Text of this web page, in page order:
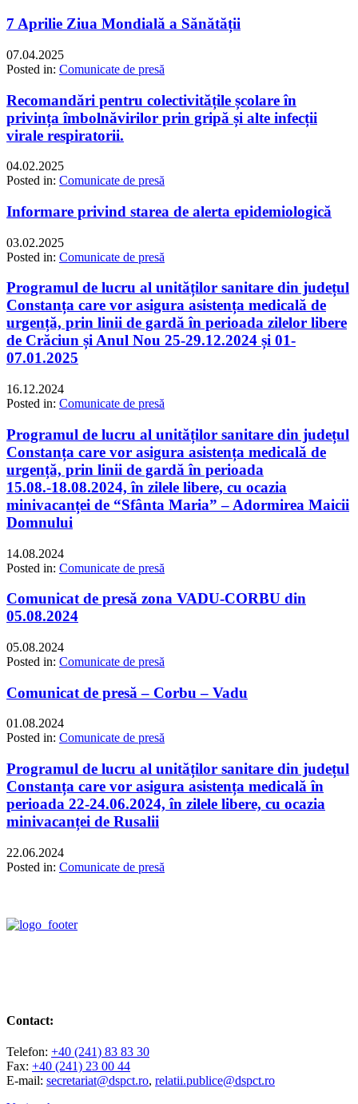
7 Aprilie Ziua Mondială a Sănătății
07.04.2025
Posted in: Comunicate de presă
Recomandări pentru colectivitățile școlare în
privința îmbolnăvirilor prin gripă și alte infecții
virale respiratorii.
04.02.2025
Posted in: Comunicate de presă
Informare privind starea de alerta epidemiologică
03.02.2025
Posted in: Comunicate de presă
Programul de lucru al unităților sanitare din județul
Constanța care vor asigura asistența medicală de
urgență, prin linii de gardă în perioada zilelor libere
de Crăciun și Anul Nou 25-29.12.2024 și 01-
07.01.2025
16.12.2024
Posted in: Comunicate de presă
Programul de lucru al unităților sanitare din județul
Constanța care vor asigura asistența medicală de
urgență, prin linii de gardă în perioada
15.08.-18.08.2024, în zilele libere, cu ocazia
minivacanței de “Sfânta Maria” – Adormirea Maicii
Domnului
14.08.2024
Posted in: Comunicate de presă
Comunicat de presă zona VADU-CORBU din
05.08.2024
05.08.2024
Posted in: Comunicate de presă
Comunicat de presă – Corbu – Vadu
01.08.2024
Posted in: Comunicate de presă
Programul de lucru al unităților sanitare din județul
Constanța care vor asigura asistența medicală în
perioada 22-24.06.2024, în zilele libere, cu ocazia
minivacanței de Rusalii
22.06.2024
Posted in: Comunicate de presă
Contact:
Telefon: +40 (241) 83 83 30
Fax: +40 (241) 23 00 44
E-mail: secretariat@dspct.ro, relatii.publice@dspct.ro